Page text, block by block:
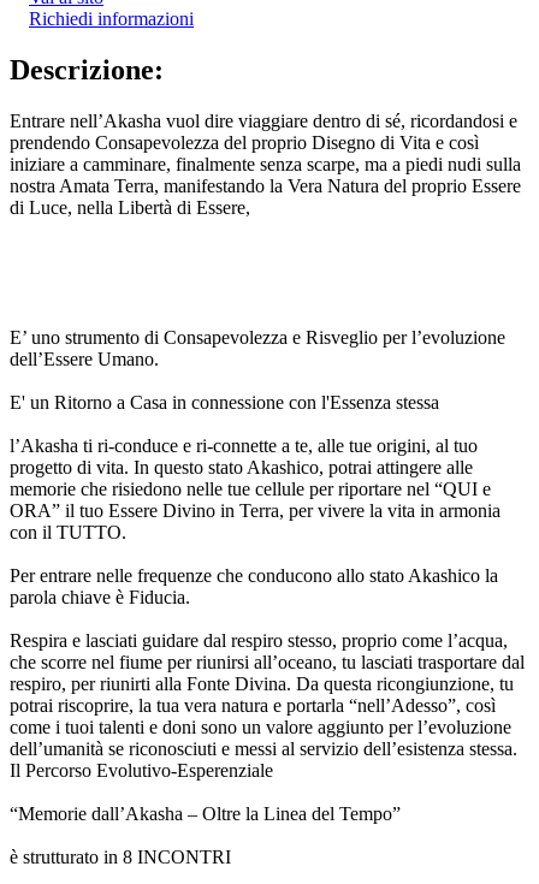
Richiedi informazioni
Descrizione:
Entrare nell’Akasha vuol dire viaggiare dentro di sé, ricordandosi e
prendendo Consapevolezza del proprio Disegno di Vita e così
iniziare a camminare, finalmente senza scarpe, ma a piedi nudi sulla
nostra Amata Terra, manifestando la Vera Natura del proprio Essere
di Luce, nella Libertà di Essere,
E’ uno strumento di Consapevolezza e Risveglio per l’evoluzione
dell’Essere Umano.
E' un Ritorno a Casa in connessione con l'Essenza stessa
l’Akasha ti ri-conduce e ri-connette a te, alle tue origini, al tuo
progetto di vita. In questo stato Akashico, potrai attingere alle
memorie che risiedono nelle tue cellule per riportare nel “QUI e
ORA” il tuo Essere Divino in Terra, per vivere la vita in armonia
con il TUTTO.
Per entrare nelle frequenze che conducono allo stato Akashico la
parola chiave è Fiducia.
Respira e lasciati guidare dal respiro stesso, proprio come l’acqua,
che scorre nel fiume per riunirsi all’oceano, tu lasciati trasportare dal
respiro, per riunirti alla Fonte Divina. Da questa ricongiunzione, tu
potrai riscoprire, la tua vera natura e portarla “nell’Adesso”, così
come i tuoi talenti e doni sono un valore aggiunto per l’evoluzione
dell’umanità se riconosciuti e messi al servizio dell’esistenza stessa.
Il Percorso Evolutivo-Esperenziale
“Memorie dall’Akasha – Oltre la Linea del Tempo”
è strutturato in 8 INCONTRI